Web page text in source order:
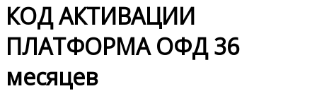
КОД АКТИВАЦИИ
ПЛАТФОРМА ОФД 36
месяцев